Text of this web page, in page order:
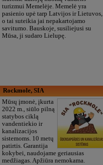
turizmui Memelėje. Memelė yra
pasienio upė tarp Latvijos ir Lietuvos,
o tai suteikia jai nepakartojamo
savitumo. Bauskoje, susiliejusi su
Mūsa, ji sudaro Lielupę.
Rockmole, SIA
Mūsų įmonė, įkurta
2022 m., siūlo pilną
statybos ciklą
vandentiekio ir
kanalizacijos
sistemoms. 10 metų
patirtis. Garantija
kokybei, naudojame geriausias
medžiagas. Apžiūra nemokama.